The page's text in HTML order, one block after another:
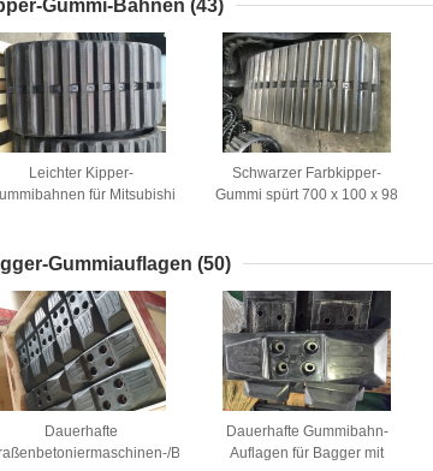
Gummi-Bahnen (43)
Leichter Kipper-
für Mitsubishi
Schwarzer Farbkipper-
Gummi spürt 700 x 100 x 98
Gummiauflagen (50)
Dauerhafte
Bagger-
Dauerhafte Gummibahn-
Auflagen für Bagger mit